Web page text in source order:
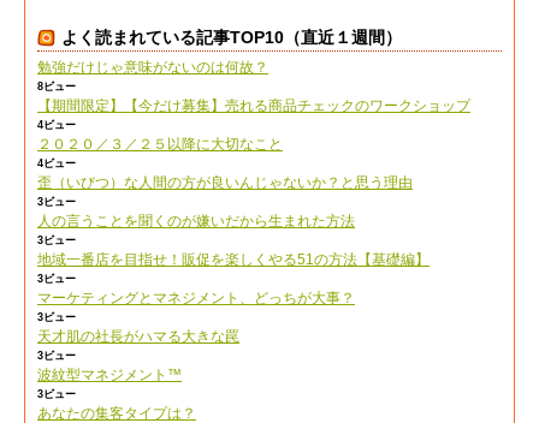
よく読まれている記事TOP10（直近１週間）
勉強だけじゃ意味がないのは何故？
8ビュー
【期間限定】【今だけ募集】売れる商品チェックのワークショップ
4ビュー
２０２０／３／２５以降に大切なこと
4ビュー
歪（いびつ）な人間の方が良いんじゃないか？と思う理由
3ビュー
人の言うことを聞くのが嫌いだから生まれた方法
3ビュー
地域一番店を目指せ！販促を楽しくやる51の方法【基礎編】
3ビュー
マーケティングとマネジメント、どっちが大事？
3ビュー
天才肌の社長がハマる大きな罠
3ビュー
波紋型マネジメント™
3ビュー
あなたの集客タイプは？